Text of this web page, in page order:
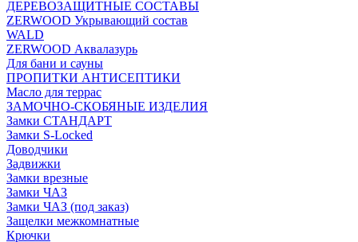
ДЕРЕВОЗАЩИТНЫЕ СОСТАВЫ
ZERWOOD Укрывающий состав
WALD
ZERWOOD Аквалазурь
Для бани и сауны
ПРОПИТКИ АНТИСЕПТИКИ
Масло для террас
ЗАМОЧНО-СКОБЯНЫЕ ИЗДЕЛИЯ
Замки СТАНДАРТ
Замки S-Locked
Доводчики
Задвижки
Замки врезные
Замки ЧАЗ
Замки ЧАЗ (под заказ)
Защелки межкомнатные
Крючки